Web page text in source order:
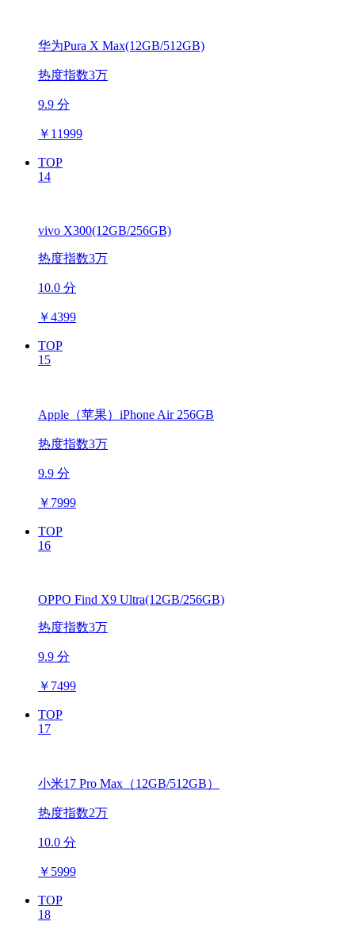
华为Pura X Max(12GB/512GB)
热度指数3万
9.9 分
￥ 11999
TOP
14
vivo X300(12GB/256GB)
热度指数3万
10.0 分
￥4399
TOP
15
Apple（苹果）iPhone Air 256GB
热度指数3万
9.9 分
￥ 7999
TOP
16
OPPO Find X9 Ultra(12GB/256GB)
热度指数3万
9.9 分
￥ 7499
TOP
17
小米17 Pro Max（12GB/512GB）
热度指数2万
10.0 分
￥ 5999
TOP
18